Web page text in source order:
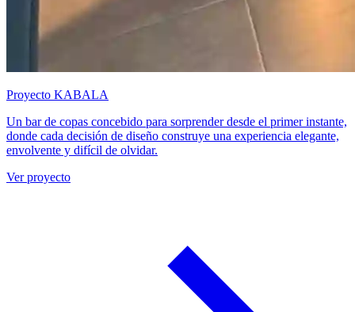
Proyecto KABALA
Un bar de copas concebido para sorprender desde el primer instante,
donde cada decisión de diseño construye una experiencia elegante,
envolvente y difícil de olvidar.
Ver proyecto